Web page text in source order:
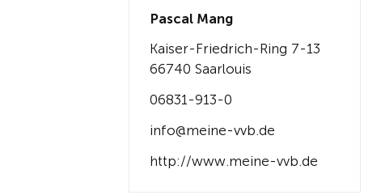
Pascal Mang
Kaiser-Friedrich-Ring 7-13
66740 Saarlouis
06831-913-0
info@meine-vvb.de
http://www.meine-vvb.de